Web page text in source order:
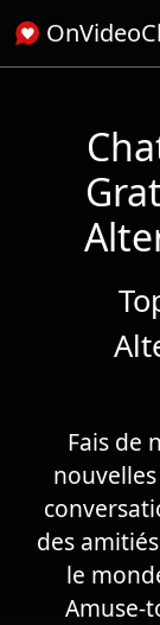
Fais de
des
le
Amuse-